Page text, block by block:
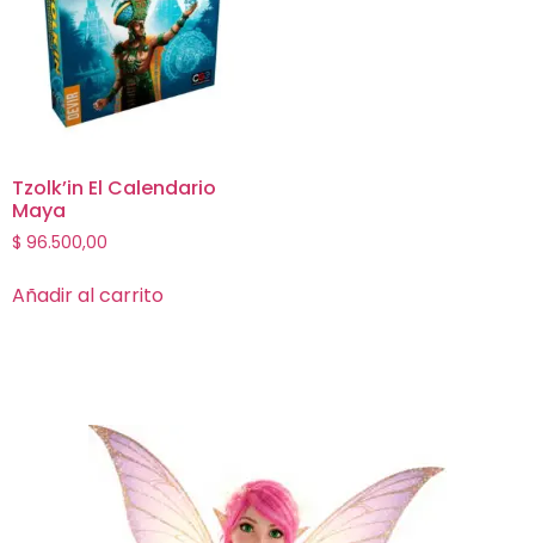
Tzolk’in El Calendario
Maya
$ 96.500,00
Añadir al carrito